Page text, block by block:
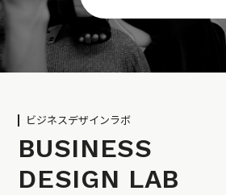
ビジネスデザインラボ
BUSINESS
DESIGN LAB